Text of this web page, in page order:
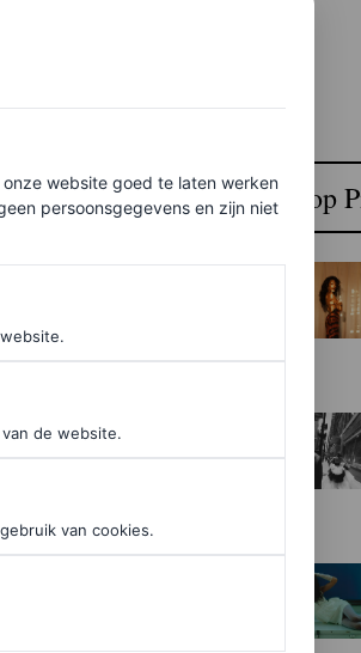
Top
website goed te laten werken
persoonsgegevens en zijn niet
de website.
van cookies.